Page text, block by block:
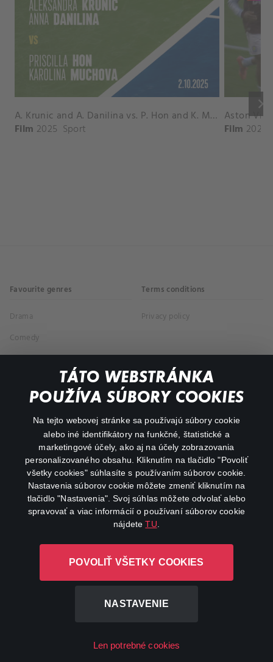
TÁTO WEBSTRÁNKA
POUŽÍVA SÚBORY COOKIES
Na tejto webovej stránke sa používajú súbory cookie
alebo iné identifikátory na funkčné, štatistické a
marketingové účely, ako aj na účely zobrazovania
personalizovaného obsahu. Kliknutím na tlačidlo "Povoliť
všetky cookies" súhlasíte s používaním súborov cookie.
Nastavenia súborov cookie môžete zmeniť kliknutím na
tlačidlo "Nastavenia". Svoj súhlas môžete odvolať alebo
spravovať a viac informácií o používaní súborov cookie
nájdeteTU
POVOLIŤ VŠETKY COOKIES
NASTAVENIE
Len potrebné cookies
keyboard_arrow_right
A. Krunic and A. Danilina vs. P. Hon and K. Muchova Match Highlights - BEIJING_Capital Group Diamond ( October 02, 2025)
Film 2025 Sport Film 2026
Favourite genres
Drama
Comedy
Terms conditions
Privacy policy
My profile
Important links
Canal+ Luxembourg S. à r.l. so sídlom Rue Albert Borschette 4,